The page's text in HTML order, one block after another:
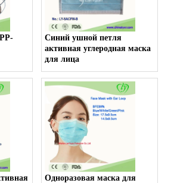
Синий ушной петля
активная углеродная маска
для лица
Одноразовая маска для